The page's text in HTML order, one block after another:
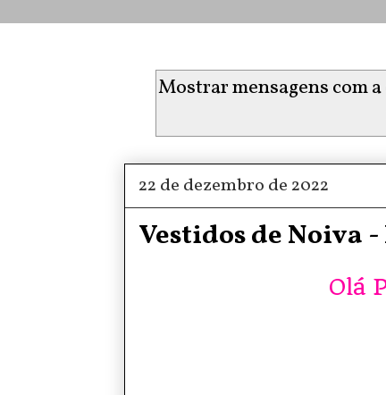
Mostrar mensagens com
22 de dezembro de 2022
Vestidos de Noiva
Olá